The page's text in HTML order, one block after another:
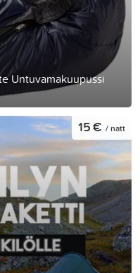
Untuvamakuupussi
15 € / natt